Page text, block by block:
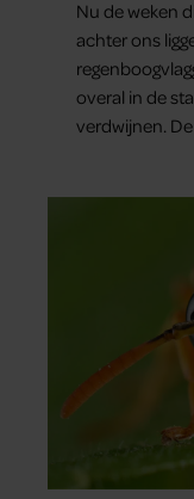
Nu de weken
achter ons
overal in de
verdwijnen.